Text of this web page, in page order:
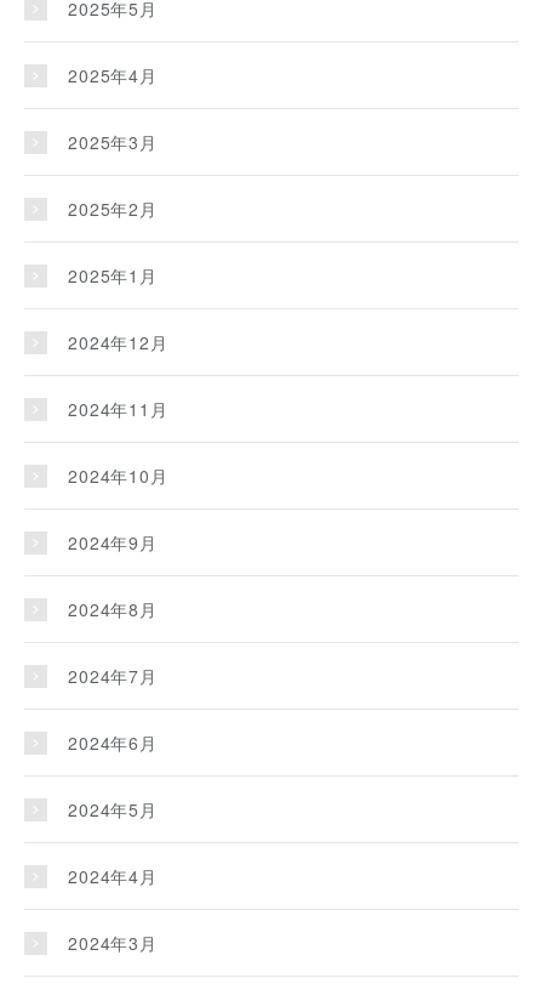
2025年5月
2025年4月
2025年3月
2025年2月
2025年1月
2024年12月
2024年11月
2024年10月
2024年9月
2024年8月
2024年7月
2024年6月
2024年5月
2024年4月
2024年3月